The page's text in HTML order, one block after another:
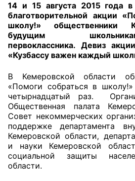
ОБРАТНАЯ
Главная
Общественные советы
Общественные советы при
органах федеральных
14 и 15 августа 2015 года в
благотворительной акции
школу!» общественники
будущим
первоклассника.Девиз
«Кузбассу важен каждый
В Кемеровской области
«Помоги собраться в
четырнадцатый раз.
Общественная палата
Совет некоммерческих
поддержке департамента
Кемеровской области,
и науки Кемеровской
социальной защиты
области.